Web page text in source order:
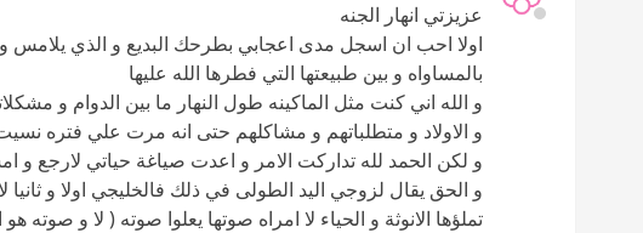
عزيزتي انهار الجنه
اولا احب ان اسجل مدى اعجابي بطرحك البديع و الذي يلامس
بالمساواه و بين طبيعتها التي فطرها الله عليها
و الله اني كنت مثل الماكينه طول النهار ما بين الدوام و
و الاولاد و متطلباتهم و مشاكلهم حتى انه مرت علي فتره نسيت
و لكن الحمد لله تداركت الامر و اعدت صياغة حياتي لارجع و
و الحق يقال لزوجي اليد الطولى في ذلك فالخليجي اولا و ثانيا
تملؤها الانوثة و الحياء لا امراه صوتها يعلوا صوته ( لا و صوته هو